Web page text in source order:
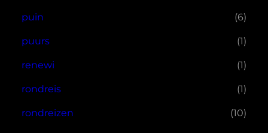
puin (6)
puurs (1)
renewi (1)
rondreis (1)
rondreizen (10)